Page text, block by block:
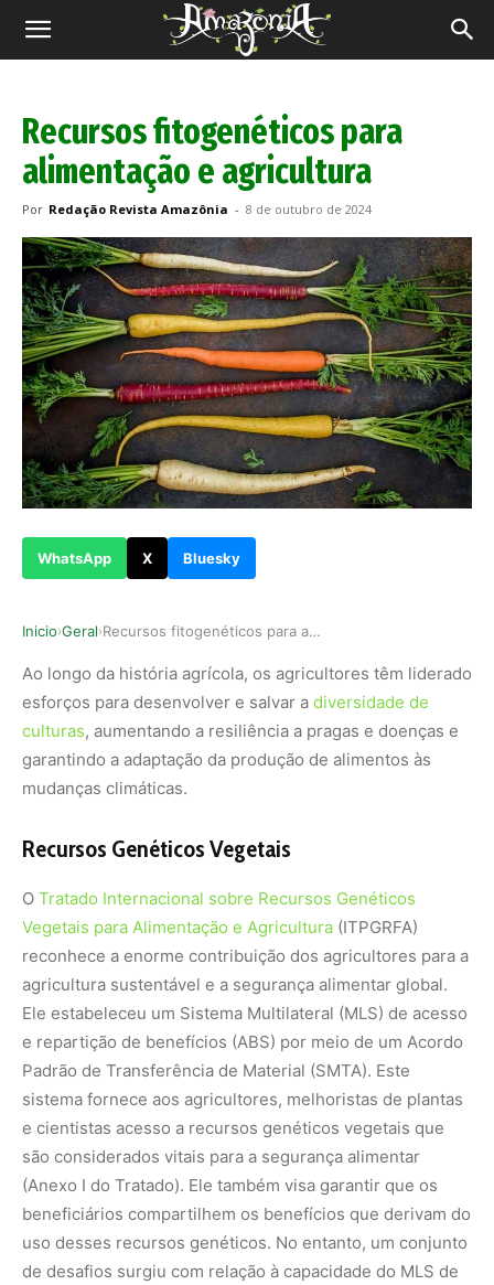
Revista
Recursos fitogenéticos para
alimentação e agricultura
Por Redação Revista Amazônia - 8 de outubro de 2024
WhatsApp X Bluesky
Inicio›Geral› Recursos fitogenéticos para alimentação e agric…
Ao longo da história agrícola, os agricultores têm liderado
esforços para desenvolver e salvar a diversidade de
culturas, aumentando a resiliência a pragas e doenças e
garantindo a adaptação da produção de alimentos às
mudanças climáticas.
Recursos Genéticos Vegetais
O Tratado Internacional sobre Recursos Genéticos
Vegetais para Alimentação e Agricultura (ITPGRFA)
reconhece a enorme contribuição dos agricultores para a
agricultura sustentável e a segurança alimentar global.
Ele estabeleceu um Sistema Multilateral (MLS) de acesso
e repartição de benefícios (ABS) por meio de um Acordo
Padrão de Transferência de Material (SMTA). Este
sistema fornece aos agricultores, melhoristas de plantas
e cientistas acesso a recursos genéticos vegetais que
são considerados vitais para a segurança alimentar
(Anexo I do Tratado). Ele também visa garantir que os
beneficiários compartilhem os benefícios que derivam do
uso desses recursos genéticos. No entanto, um conjunto
de desafios surgiu com relação à capacidade do MLS de